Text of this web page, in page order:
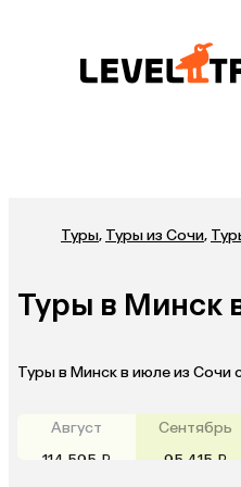
Туры, Туры из Сочи,
Туры в Минск
Туры в Минск в июле из Сочи
Август
114 595 ₽
Сентябрь
95 415 ₽